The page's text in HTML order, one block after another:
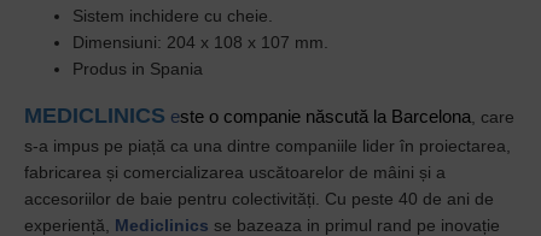
Sistem inchidere cu cheie.
Dimensiuni: 204 x 108 x 107 mm.
Produs in Spania
MEDICLINICS este o companie născută la Barcelona , care
s-a impus pe piață ca una dintre companiile lider în proiectarea,
fabricarea și comercializarea uscătoarelor de mâini și a
accesoriilor de baie pentru colectivități.
Cu peste 40 de ani de
experiență, Mediclinics se bazeaza in primul rand pe inovație